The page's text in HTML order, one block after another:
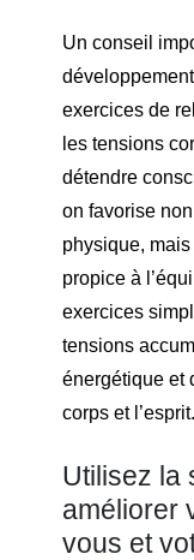
Un conseil
exercices de
les tensions
détendre
on favorise
physique,
propice à
exercices
tensions
énergétique et
corps et l’esprit.
Utilisez la
améliorer
vous et